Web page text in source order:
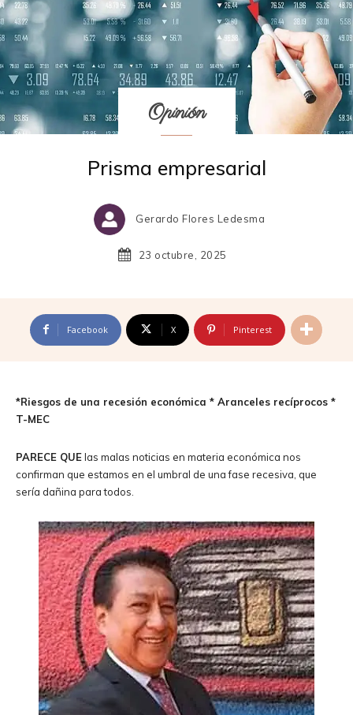
Opinión
Prisma empresarial
Gerardo Flores Ledesma
23 octubre, 2025
Facebook X Pinterest
*Riesgos de una recesión económica * Aranceles recíprocos *
T-MEC
PARECE QUElas malas noticias en materia económica nos
confirman que estamos en el umbral de una fase recesiva, que
sería dañina para todos.